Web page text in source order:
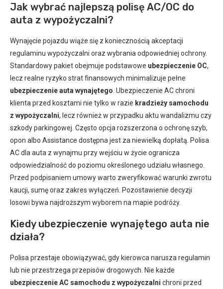
Jak wybrać najlepszą polisę AC/OC do
auta z wypożyczalni?
Wynajęcie pojazdu wiąże się z koniecznością akceptacji
regulaminu wypożyczalni oraz wybrania odpowiedniej ochrony.
Standardowy pakiet obejmuje podstawowe ubezpieczenie OC,
lecz realne ryzyko strat finansowych minimalizuje pełne
ubezpieczenie auta wynajętego . Ubezpieczenie AC chroni
klienta przed kosztami nie tylko w razie kradzieży samochodu
z wypożyczalni, lecz również w przypadku aktu wandalizmu czy
szkody parkingowej. Często opcja rozszerzona o ochronę szyb,
opon albo Assistance dostępna jest za niewielką dopłatą. Polisa
AC dla auta z wynajmu przy wejściu w życie ogranicza
odpowiedzialność do poziomu określonego udziału własnego.
Przed podpisaniem umowy warto zweryfikować warunki zwrotu
kaucji, sumę oraz zakres wyłączeń. Pozostawienie decyzji
losowi bywa najdroższym wyborem na mapie podróży.
Kiedy ubezpieczenie wynajętego auta nie
działa?
Polisa przestaje obowiązywać, gdy kierowca narusza regulamin
lub nie przestrzega przepisów drogowych. Nie każde
ubezpieczenie AC samochodu z wypożyczalni chroni przed